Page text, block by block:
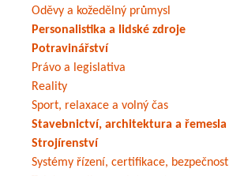
Oděvy a kožedělný průmysl
Personalistika a lidské zdroje
Potravinářství
Právo a legislativa
Reality
Sport, relaxace a volný čas
Stavebnictví, architektura a řemesla
Strojírenství
Systémy řízení, certifikace, bezpečnost